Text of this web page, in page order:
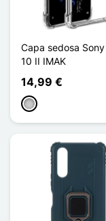
Capa sedosa
10 II IMAK
14,99 €
Transparente